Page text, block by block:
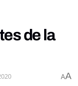
de la
AA